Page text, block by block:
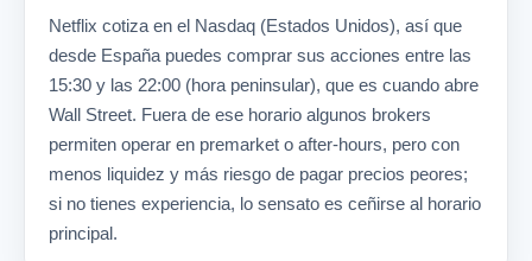
Netflix cotiza en el Nasdaq (Estados Unidos), así que
desde España puedes comprar sus acciones entre las
15:30 y las 22:00 (hora peninsular), que es cuando abre
Wall Street. Fuera de ese horario algunos brokers
permiten operar en premarket o after-hours, pero con
menos liquidez y más riesgo de pagar precios peores;
si no tienes experiencia, lo sensato es ceñirse al horario
principal.